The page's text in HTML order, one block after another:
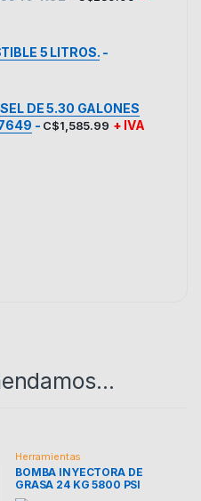
5 LITROS. -
DE 5.30 GALONES
- C$1,585.99 + IVA
Herramientas
BOMBA INYECTORA DE
GRASA 24 KG 5800 PSI
TRUPER